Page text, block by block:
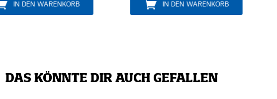
IN DEN WARENKORB IN DEN WARENKORB
DAS KÖNNTE DIR AUCH GEFALLEN